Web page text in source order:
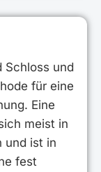
Schloss und
für eine
Eine
meist in
und ist in
fest